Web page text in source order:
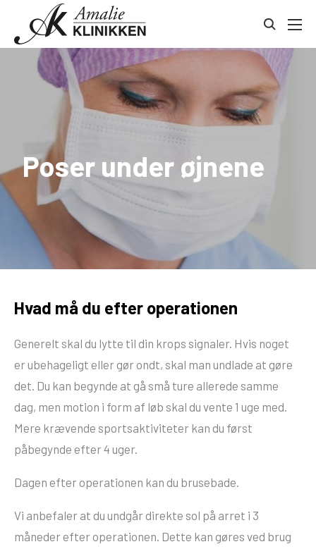
indhold
search
Kontakt
Poser under øjnene
Hvad må du efter operationen
Generelt skal du lytte til din krops signaler. Hvis noget
er ubehageligt eller gør ondt, skal man undlade at gøre
det. Du kan begynde at gå små ture allerede samme
dag, men motion i form af løb skal du vente 1 uge med.
Mere krævende sportsaktiviteter kan du først
påbegynde efter 4 uger.
Dagen efter operationen kan du brusebade.
Vi anbefaler at du undgår direkte sol på arret i 3
måneder efter operationen. Dette kan gøres ved brug